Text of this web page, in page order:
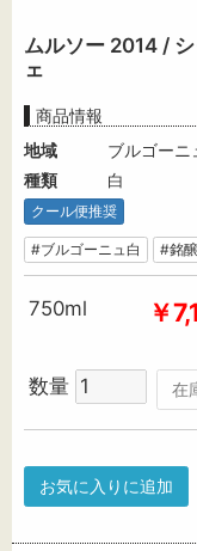
ムルソー 2014 /
ェ
商品情報
地域
ブルゴーニ
種類
白
クール便推奨
#ブルゴーニュ白 #銘
750ml ￥
数量 在
お気に入りに追加